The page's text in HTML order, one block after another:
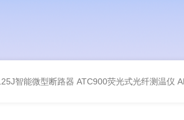
智能微型断路器 ATC900荧光式光纤测温仪